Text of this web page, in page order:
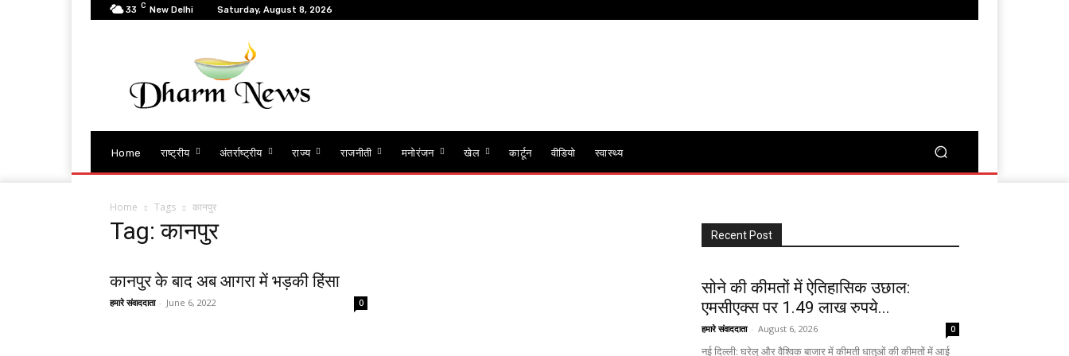
33 C New Delhi Saturday, August 8, 2026
Home राष्ट्रीय अंतर्राष्ट्रीय राज्य राजनीती मनोरंजन खेल कार्टून वीडियो स्वास्थ्य
Home Tags कानपुर
Tag: कानपुर
कानपुर के बाद अब आगरा में भड़की हिंसा
हमारे संवाददाता - June 6, 2022 0
Recent Post
सोने की कीमतों में ऐतिहासिक उछाल:
एमसीएक्स पर 1.49 लाख रुपये...
हमारे संवाददाता - August 6, 2026 0
नई दिल्ली: घरेलू और वैश्विक बाजार में कीमती धातुओं की कीमतों में आई